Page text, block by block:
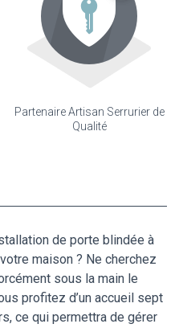
Partenaire Artisan Serrurier de
Qualité
de porte blindée à
maison ? Ne cherchez
sous la main le
profitez d’un accueil sept
ce qui permettra de gérer